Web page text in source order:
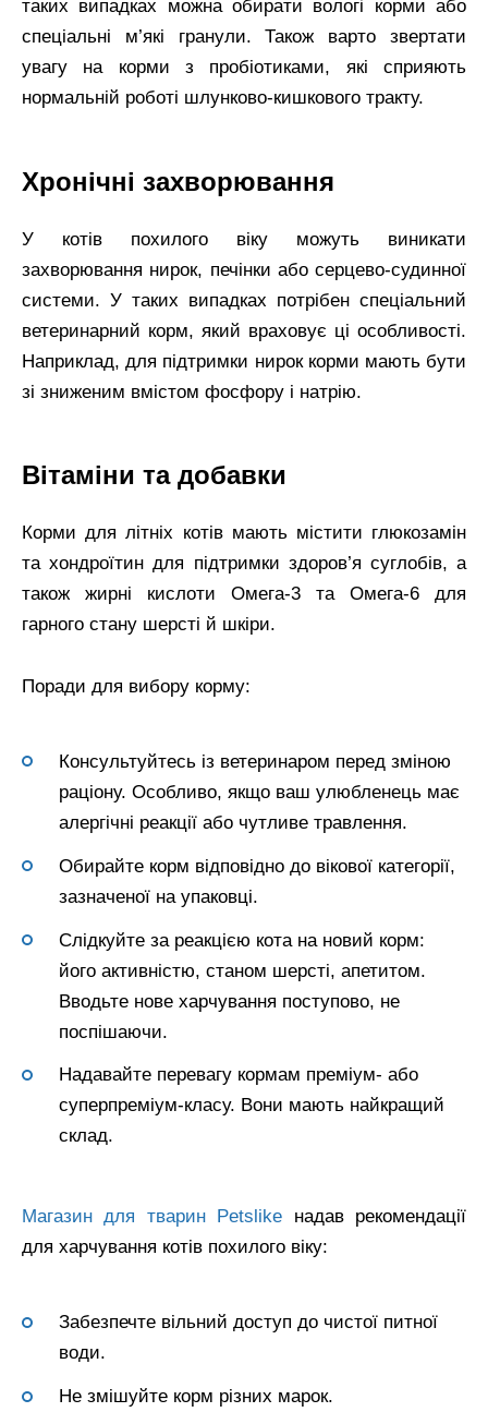
таких випадках можна обирати вологі корми або
спеціальні м’які гранули. Також варто звертати
увагу на корми з пробіотиками, які сприяють
нормальній роботі шлунково-кишкового тракту.
Хронічні захворювання
У котів похилого віку можуть виникати
захворювання нирок, печінки або серцево-судинної
системи. У таких випадках потрібен спеціальний
ветеринарний корм, який враховує ці особливості.
Наприклад, для підтримки нирок корми мають бути
зі зниженим вмістом фосфору і натрію.
Вітаміни та добавки
Корми для літніх котів мають містити глюкозамін
та хондроїтин для підтримки здоров’я суглобів, а
також жирні кислоти Омега-3 та Омега-6 для
гарного стану шерсті й шкіри.
Поради для вибору корму:
Консультуйтесь із ветеринаром перед зміною
раціону. Особливо, якщо ваш улюбленець має
алергічні реакції або чутливе травлення.
Обирайте корм відповідно до вікової категорії,
зазначеної на упаковці.
Слідкуйте за реакцією кота на новий корм:
його активністю, станом шерсті, апетитом.
Вводьте нове харчування поступово, не
поспішаючи.
Надавайте перевагу кормам преміум- або
суперпреміум-класу. Вони мають найкращий
склад.
Магазин для тварин Petslike надав рекомендації
для харчування котів похилого віку:
Забезпечте вільний доступ до чистої питної
води.
Не змішуйте корм різних марок.